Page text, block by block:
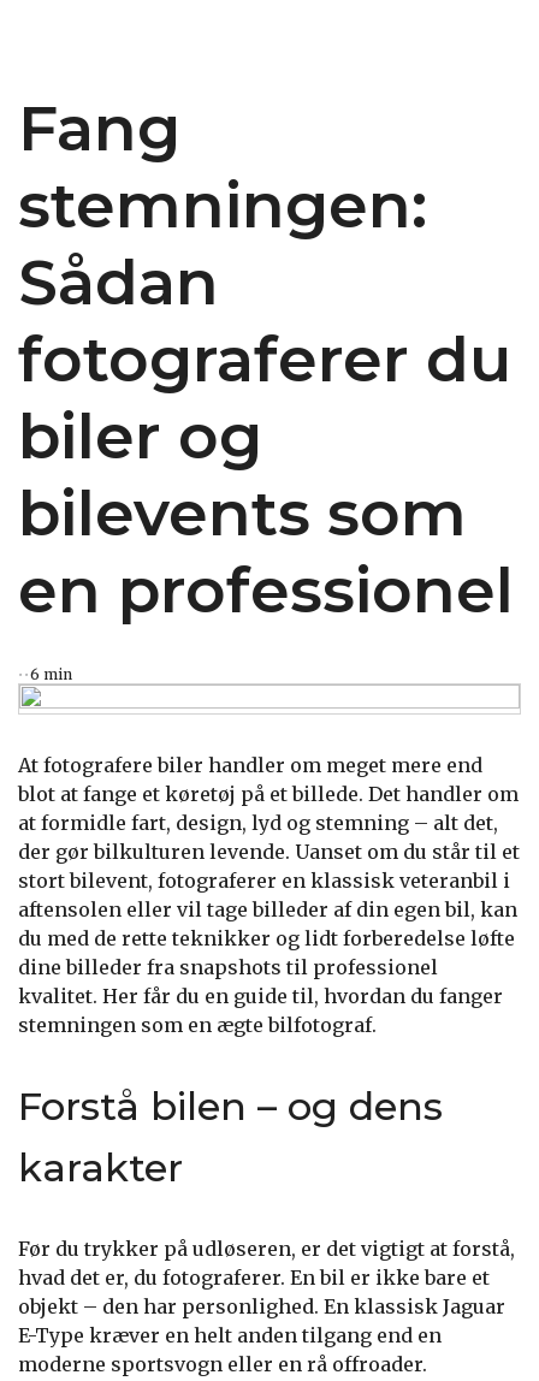
Fang
stemningen:
Sådan
fotograferer du
biler og
bilevents som
en professionel
6 min
At fotografere biler handler om meget mere end
blot at fange et køretøj på et billede. Det handler om
at formidle fart, design, lyd og stemning – alt det,
der gør bilkulturen levende. Uanset om du står til et
stort bilevent, fotograferer en klassisk veteranbil i
aftensolen eller vil tage billeder af din egen bil, kan
du med de rette teknikker og lidt forberedelse løfte
dine billeder fra snapshots til professionel
kvalitet. Her får du en guide til, hvordan du fanger
stemningen som en ægte bilfotograf.
Forstå bilen – og dens
karakter
Før du trykker på udløseren, er det vigtigt at forstå,
hvad det er, du fotograferer. En bil er ikke bare et
objekt – den har personlighed. En klassisk Jaguar
E-Type kræver en helt anden tilgang end en
moderne sportsvogn eller en rå offroader.